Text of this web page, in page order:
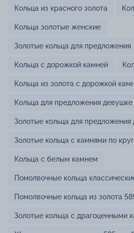
Кольца из красного золота
Кольца золотые женские
Золотые кольца для предложения
Кольца с дорожкой камней
Кольца из золота с дорожкой
Кольца для предложения девушке
Золотые кольца для предложения
Золотые кольца с камнями по
Кольца с белым камнем
Помолвочные кольца
Помолвочные кольца из золота
Золотые кольца с драгоценными